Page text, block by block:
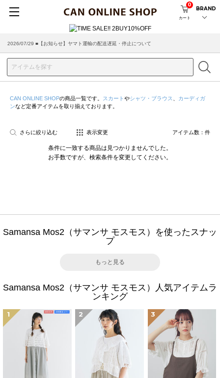
カート
0
BRAND
2026/07/29 ■【お知らせ】ヤマト運輸の配送遅延・停止について
2026/03/18 ■店舗受け取りサービスのご案内
CAN ONLINE SHOPの商品一覧です。 スカート やシャツ・ブラウス
カーディガ
ンなど定番アイテムを取り揃えております。
さらに絞り込む 表示変更 アイテム数： 件
条件に一致する商品は見つかりませんでした。
お手数ですが、検索条件を変更してください。
Samansa Mos2（サマンサ モスモス）を使ったスナッ
プ
もっと見る
Samansa Mos2（サマンサ モスモス）人気アイテムラ
ンキング
1 2 3